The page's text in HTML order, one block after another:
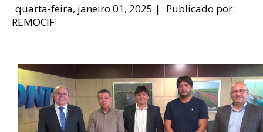
quarta-feira, janeiro 01, 2025 |
Publicado por:
REMOCIF